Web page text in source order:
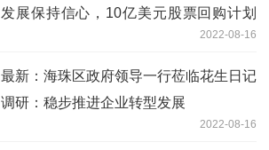
发展保持信心，10亿美元股票回购计划
2022-08-16
最新：海珠区政府领导一行莅临花生日记
调研：稳步推进企业转型发展
2022-08-16